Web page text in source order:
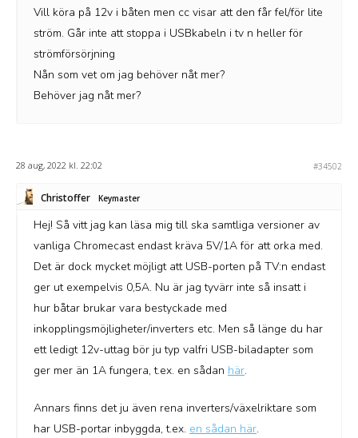
Vill köra på 12v i båten men cc visar att den får fel/för lite
ström. Går inte att stoppa i USBkabeln i tv n heller för
strömförsörjning
Nån som vet om jag behöver nåt mer?
Behöver jag nåt mer?
28 aug, 2022 kl. 22:02 #34502
Christoffer Keymaster
Hej! Så vitt jag kan läsa mig till ska samtliga versioner av
vanliga Chromecast endast kräva 5V/1A för att orka med.
Det är dock mycket möjligt att USB-porten på TV:n endast
ger ut exempelvis 0,5A. Nu är jag tyvärr inte så insatt i
hur båtar brukar vara bestyckade med
inkopplingsmöjligheter/inverters etc. Men så länge du har
ett ledigt 12v-uttag bör ju typ valfri USB-biladapter som
ger mer än 1A fungera, t.ex. en sådan här.
Annars finns det ju även rena inverters/växelriktare som
har USB-portar inbyggda, t.ex. en sådan här.